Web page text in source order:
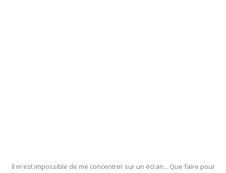
Il m'est impossible de me concentrer sur un écran... Que faire pour